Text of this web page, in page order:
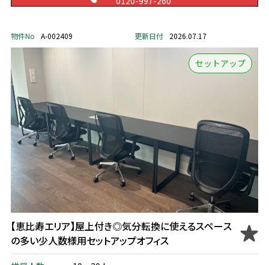
物件No A-002409 更新日付 2026.07.17
セットアップ
【恵比寿エリア】屋上付き◎気分転換に使えるスペース
の多い少人数様用セットアップオフィス